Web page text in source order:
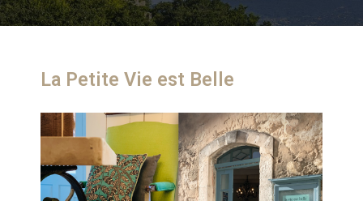
La Petite Vie est Belle